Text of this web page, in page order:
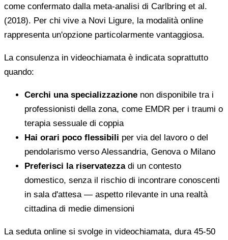
come confermato dalla meta-analisi di Carlbring et al.
(2018). Per chi vive a Novi Ligure, la modalità online
rappresenta un'opzione particolarmente vantaggiosa.
La consulenza in videochiamata è indicata soprattutto
quando:
Cerchi una specializzazione non disponibile tra i
professionisti della zona, come EMDR per i traumi o
terapia sessuale di coppia
Hai orari poco flessibili per via del lavoro o del
pendolarismo verso Alessandria, Genova o Milano
Preferisci la riservatezzadi un contesto
domestico, senza il rischio di incontrare conoscenti
in sala d'attesa — aspetto rilevante in una realtà
cittadina di medie dimensioni
La seduta online si svolge in videochiamata, dura 45-50